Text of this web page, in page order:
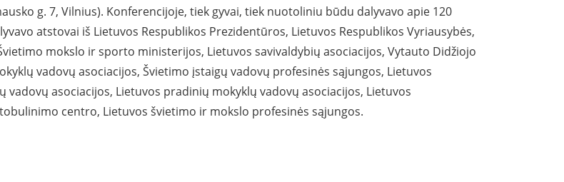
g. 7, Vilnius). Konferencijoje, tiek gyvai, tiek nuotoliniu būdu dalyvavo apie 120
atstovai iš Lietuvos Respublikos Prezidentūros, Lietuvos Respublikos Vyriausybės,
mokslo ir sporto ministerijos, Lietuvos savivaldybių asociacijos, Vytauto Didžiojo
vadovų asociacijos, Švietimo įstaigų vadovų profesinės sąjungos, Lietuvos
asociacijos, Lietuvos pradinių mokyklų vadovų asociacijos, Lietuvos
centro, Lietuvos švietimo ir mokslo profesinės sąjungos.